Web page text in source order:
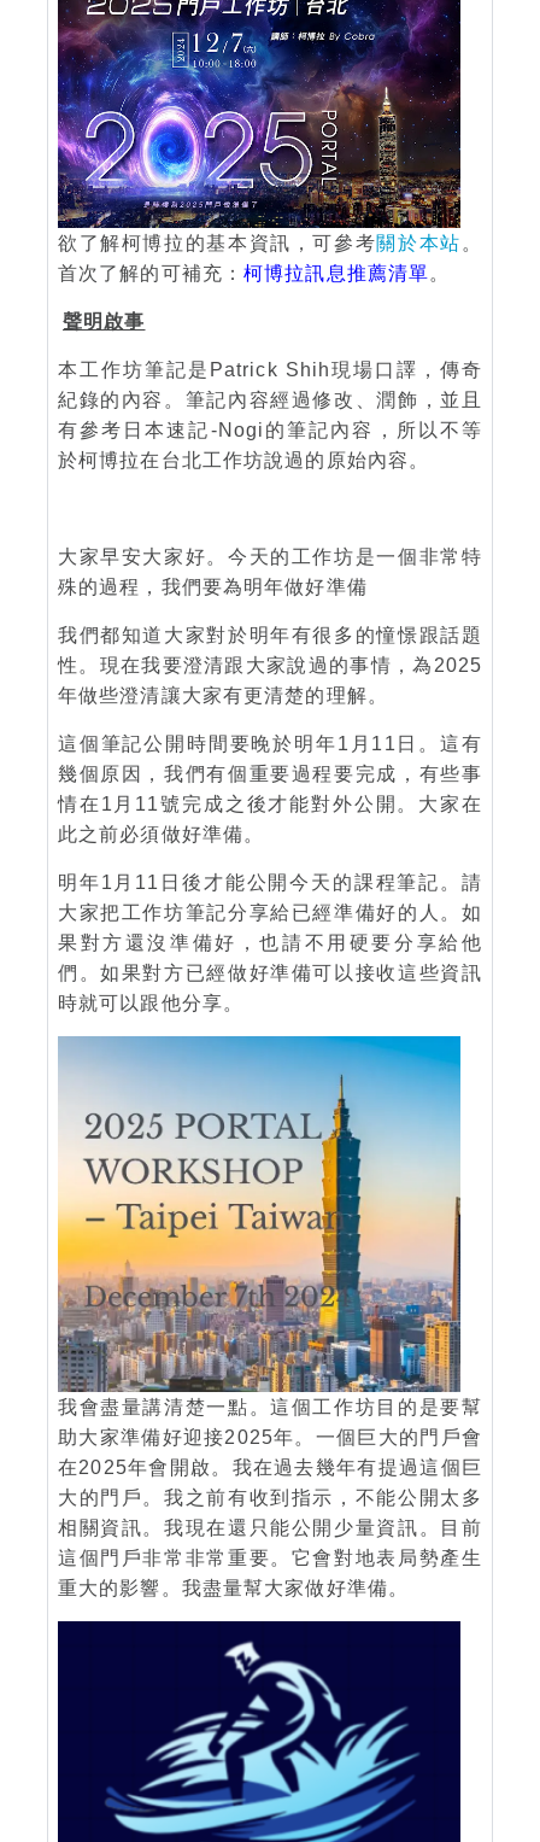
欲了解柯博拉的基本資訊，可參考關於本站 。
首次了解的可補充：柯博拉訊息推薦清單。
聲明啟事
本工作坊筆記是Patrick Shih現場口譯，傳奇
紀錄的內容。筆記內容經過修改、潤飾，並且
有參考日本速記-Nogi的筆記內容，所以不等
於柯博拉在台北工作坊說過的原始內容。
大家早安大家好。今天的工作坊是一個非常特
殊的過程，我們要為明年做好準備
我們都知道大家對於明年有很多的憧憬跟話題
性。現在我要澄清跟大家說過的事情，為2025
年做些澄清讓大家有更清楚的理解。
這個筆記公開時間要晚於明年1月11日。這有
幾個原因，我們有個重要過程要完成，有些事
情在1月11號完成之後才能對外公開。大家在
此之前必須做好準備。
明年1月11日後才能公開今天的課程筆記。請
大家把工作坊筆記分享給已經準備好的人。如
果對方還沒準備好，也請不用硬要分享給他
們。如果對方已經做好準備可以接收這些資訊
時就可以跟他分享。
我會盡量講清楚一點。這個工作坊目的是要幫
助大家準備好迎接2025年。一個巨大的門戶會
在2025年會開啟。我在過去幾年有提過這個巨
大的門戶。我之前有收到指示，不能公開太多
相關資訊。我現在還只能公開少量資訊。目前
這個門戶非常非常重要。它會對地表局勢產生
重大的影響。我盡量幫大家做好準備。